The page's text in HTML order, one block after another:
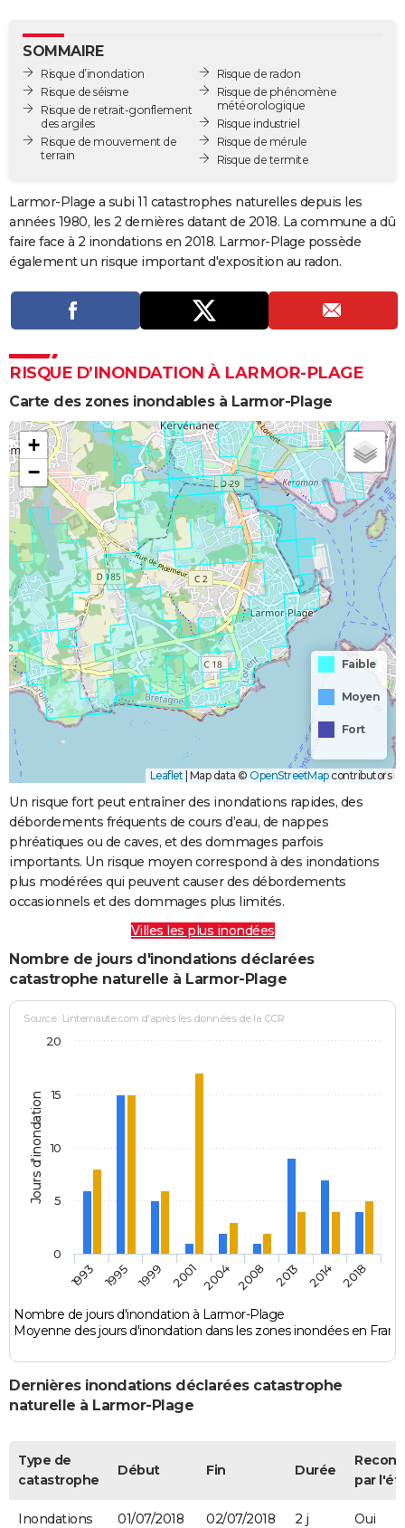
GUIDES D'ACHAT
BONS PLANS
CARTE DE VOEUX
Carte de Noël
Carte Bonne année
Carte Saint-Valentin
Carte Pâques
Carte d'anniversaire
Dictionnaire
Biographies
Citations
Expressions
Proverbes
PROGRAMME TV
COPAINS D'AVANT
SOMMAIRE
Risque d’inondation
Risque de séisme
Risque de retrait-gonflement
des argiles
Risque de mouvement de
terrain
Risque de radon
Risque de phénomène
météorologique
Risque industriel
Risque de mérule
Risque de termite
Larmor-Plage a subi 11 catastrophes naturelles depuis les
années 1980, les 2 dernières datant de 2018. La commune a dû
faire face à 2 inondations en 2018. Larmor-Plage possède
également un risque important d'exposition au radon.
RISQUE D’INONDATION À LARMOR-PLAGE
Carte des zones inondables à Larmor-Plage
+
−
Faible
Moyen
Fort
Leaflet | Map data © OpenStreetMapcontributors
Un risque fort peut entraîner des inondations rapides, des
débordements fréquents de cours d’eau, de nappes
phréatiques ou de caves, et des dommages parfois
importants. Un risque moyen correspond à des inondations
plus modérées qui peuvent causer des débordements
occasionnels et des dommages plus limités.
Villes les plus inondées
Nombre de jours d'inondations déclarées
catastrophe naturelle à Larmor-Plage
Jours d'inondation
Source : Linternaute.com d'après les données de la CCR
Nombre de jours d'inondation à Larmor-Plage
Moyenne des jours d'inondation dans les zones inondées en
1993 1995 1999 2001 2004 2008 2013 2014 2018
0
5
10
15
20
Dernières inondations déclarées catastrophe
naturelle à Larmor-Plage
Type de
catastrophe
Début Fin Durée
par
Inondations
01/07/2018 02/07/2018 2 j Oui